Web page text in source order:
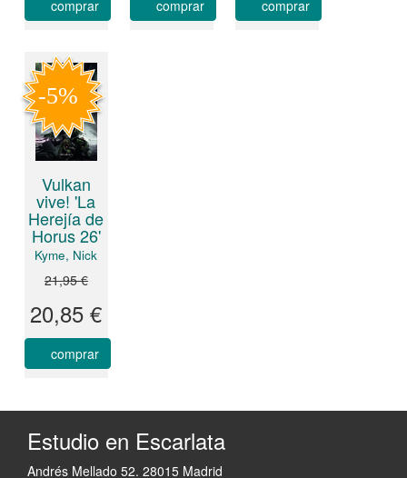
comprar comprar comprar
Vulkan
vive! 'La
Herejía de
Horus 26'
Kyme, Nick
21,95 €
20,85 €
comprar
Estudio en Escarlata
Andrés Mellado 52. 28015 Madrid